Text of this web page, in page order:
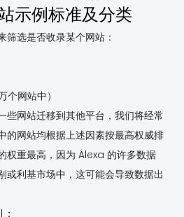
示例标准及分类
筛选是否收录某个网站：
网站中）
些网站迁移到其他平台，我们将经常
的网站均根据上述因素按最高权威排
权重最高，因为 Alexa 的许多数据
或利基市场中，这可能会导致数据出